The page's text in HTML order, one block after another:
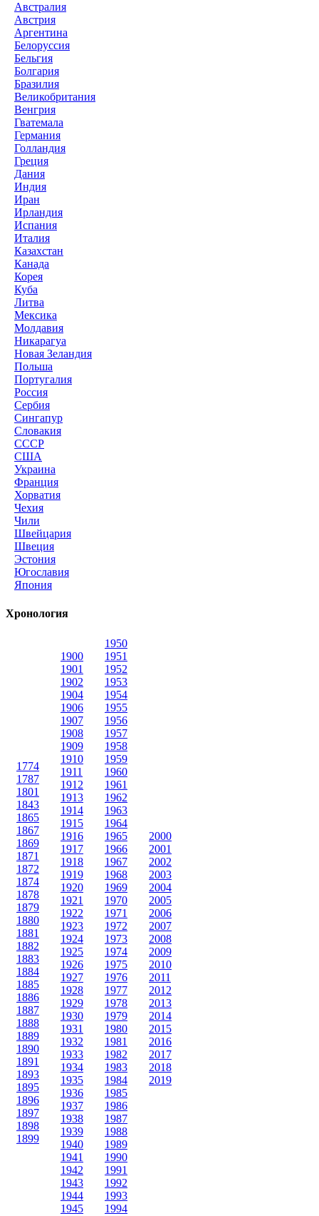
Австралия
Австрия
Аргентина
Белоруссия
Бельгия
Болгария
Бразилия
Великобритания
Венгрия
Гватемала
Германия
Голландия
Греция
Дания
Индия
Иран
Ирландия
Испания
Италия
Казахстан
Канада
Корея
Куба
Литва
Мексика
Молдавия
Никарагуа
Новая Зеландия
Польша
Португалия
Россия
Сербия
Сингапур
Словакия
СССР
США
Украина
Франция
Хорватия
Чехия
Чили
Швейцария
Швеция
Эстония
Югославия
Япония
Хронология
1774
1787
1801
1843
1865
1867
1869
1871
1872
1874
1878
1879
1880
1881
1882
1883
1884
1885
1886
1887
1888
1889
1890
1891
1893
1895
1896
1897
1898
1899
1900
1901
1902
1904
1906
1907
1908
1909
1910
1911
1912
1913
1914
1915
1916
1917
1918
1919
1920
1921
1922
1923
1924
1925
1926
1927
1928
1929
1930
1931
1932
1933
1934
1935
1936
1937
1938
1939
1940
1941
1942
1943
1944
1945
1950
1951
1952
1953
1954
1955
1956
1957
1958
1959
1960
1961
1962
1963
1964
1965
1966
1967
1968
1969
1970
1971
1972
1973
1974
1975
1976
1977
1978
1979
1980
1981
1982
1983
1984
1985
1986
1987
1988
1989
1990
1991
1992
1993
1994
2000
2001
2002
2003
2004
2005
2006
2007
2008
2009
2010
2011
2012
2013
2014
2015
2016
2017
2018
2019